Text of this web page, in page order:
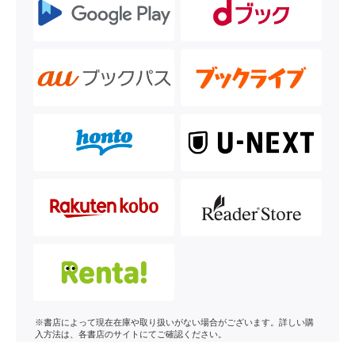
※書店によって現在在庫や取り扱いがない場合がございます。詳しい購
入方法は、各書店のサイトにてご確認ください。